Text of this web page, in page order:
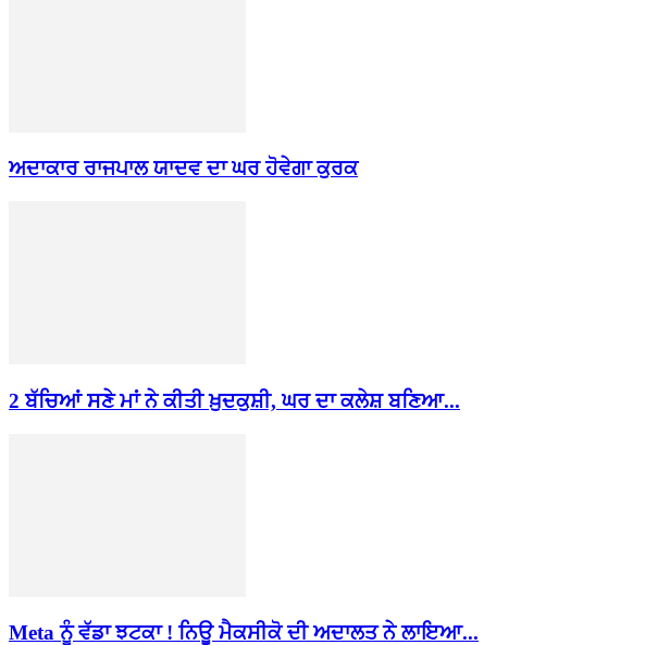
ਅਦਾਕਾਰ ਰਾਜਪਾਲ ਯਾਦਵ ਦਾ ਘਰ ਹੋਵੇਗਾ ਕੁਰਕ
2 ਬੱਚਿਆਂ ਸਣੇ ਮਾਂ ਨੇ ਕੀਤੀ ਖ਼ੁਦਕੁਸ਼ੀ, ਘਰ ਦਾ ਕਲੇਸ਼ ਬਣਿਆ...
Meta ਨੂੰ ਵੱਡਾ ਝਟਕਾ ! ਨਿਊ ਮੈਕਸੀਕੋ ਦੀ ਅਦਾਲਤ ਨੇ ਲਾਇਆ...